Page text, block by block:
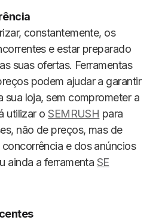
constantemente, os
e estar preparado
suas ofertas. Ferramentas
podem ajudar a garantir
sua loja, sem comprometer a
utilizar oSEMRUSH para
não de preços, mas de
e dos anúncios
ainda a ferramenta SE